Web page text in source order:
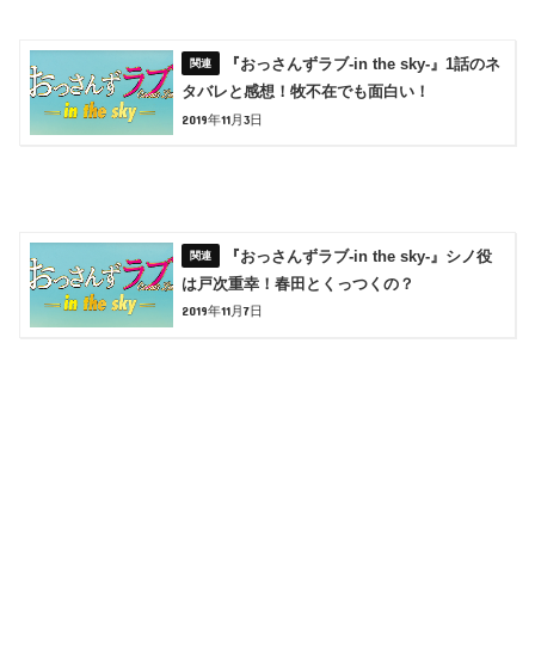
『おっさんずラブ-in the sky-』1話のネ
タバレと感想！牧不在でも面白い！
2019年11月3日
『おっさんずラブ-in the sky-』シノ役
は戸次重幸！春田とくっつくの？
2019年11月7日